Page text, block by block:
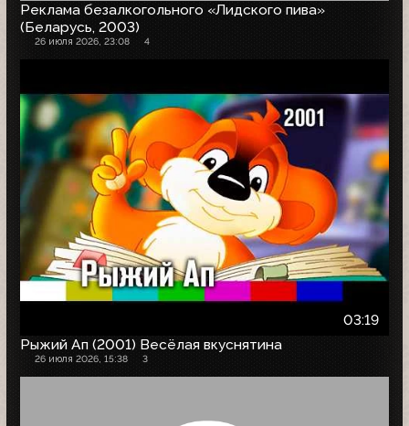
Реклама безалкогольного «Лидского пива»
(Беларусь, 2003)
26 июля 2026, 23:08 4
03:19
Рыжий Ап (2001) Весёлая вкуснятина
26 июля 2026, 15:38 3